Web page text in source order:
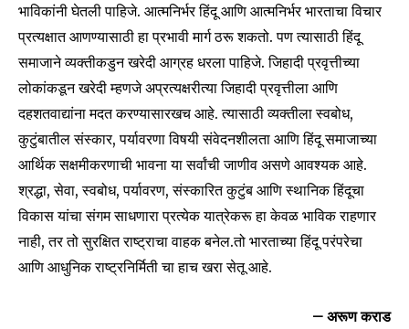
I've read and accept thePrivacy Policy.
6,300
Fans
32,111
Followers
75
Followers
भाविकांनी घेतली पाहिजे. आत्मनिर्भर हिंदू आणि आत्मनिर्भर भारताचा विचार
प्रत्यक्षात आणण्यासाठी हा प्रभावी मार्ग ठरू शकतो. पण त्यासाठी हिंदू
समाजाने व्यक्तीकडुन खरेदी आग्रह धरला पाहिजे. जिहादी प्रवृत्तीच्या
लोकांकडून खरेदी म्हणजे अप्रत्यक्षरीत्या जिहादी प्रवृत्तीला आणि
दहशतवाद्यांना मदत करण्यासारखच आहे. त्यासाठी व्यक्तीला स्वबोध,
कुटुंबातील संस्कार, पर्यावरणा विषयी संवेदनशीलता आणि हिंदू समाजाच्या
आर्थिक सक्षमीकरणाची भावना या सर्वांची जाणीव असणे आवश्यक आहे.
श्रद्धा, सेवा, स्वबोध, पर्यावरण, संस्कारित कुटुंब आणि स्थानिक हिंदूचा
विकास यांचा संगम साधणारा प्रत्येक यात्रेकरू हा केवळ भाविक राहणार
नाही, तर तो सुरक्षित राष्ट्राचा वाहक बनेल.तो भारताच्या हिंदू परंपरेचा
आणि आधुनिक राष्ट्रनिर्मिती चा हाच खरा सेतू आहे.
– अरूण कराड